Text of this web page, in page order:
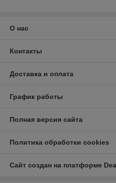
О нас
Контакты
Доставка и оплата
График работы
Полная версия сайта
Политика обработки cookies
Сайт создан на платформе